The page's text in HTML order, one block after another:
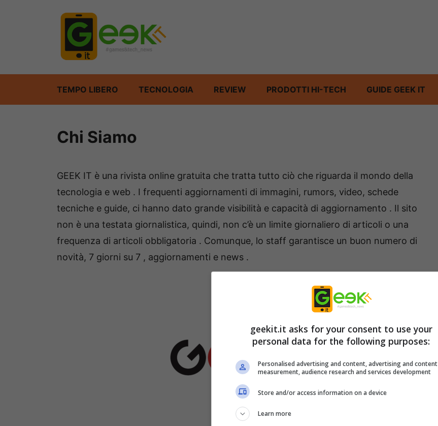
TEMPO LIBERO TECNOLOGIA REVIEW PRODOTTI HI-TECH GUIDE GEEK IT
Chi Siamo
GEEK IT è una rivista online gratuita che tratta tutto ciò che riguarda il mondo della
tecnologia e web . I frequenti aggiornamenti di immagini, rumors, video, schede
tecniche e guide, ci hanno dato grande visibilità e capacità di aggiornamento . Il sito
non è una testata giornalistica, quindi, non c’è un limite giornaliero di articoli o una
frequenza di articoli obbligatoria . Comunque, lo staff garantisce un buon numero di
novità, 7 giorni su 7 , aggiornamenti e news .
geekit.it asks for your consent to use your
personal data for the following purposes:
Personalised advertising and content, advertising and content
measurement, audience research and services development
Store and/or access information on a device
Learn more